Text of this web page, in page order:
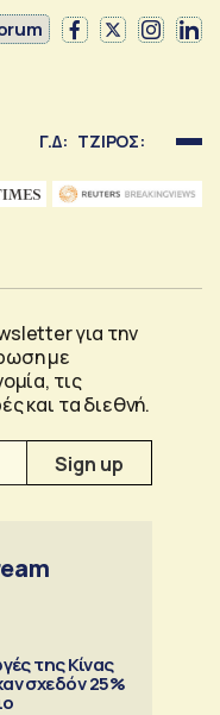
Γ.Δ: ΤΖΙΡΟΣ:
για την
με
τις
και τα διεθνή.
της Κίνας
σχεδόν 25%